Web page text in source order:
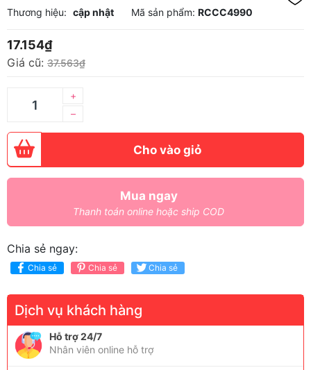
Thương hiệu: cập nhật Mã sản phẩm: RCCC4990
17.154₫
Giá cũ: 37.563₫
–
+
Cho vào giỏ
Mua ngay
Thanh toán online hoặc ship COD
Chia sẻ ngay:
Chia sẻ Chia sẻ Chia sẻ
Dịch vụ khách hàng
Hỗ trợ 24/7
Nhân viên online hỗ trợ